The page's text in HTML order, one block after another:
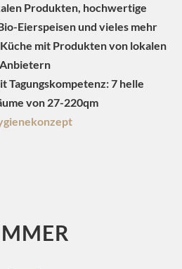
Produkten, hochwertige
Eierspeisen und vieles mehr
mit Produkten von lokalen
Anbietern
Tagungskompetenz: 7 helle
von 27-220qm